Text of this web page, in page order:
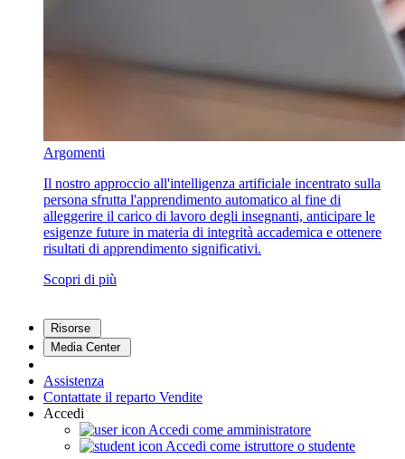
Argomenti
Il nostro approccio all'intelligenza artificiale incentrato sulla
persona sfrutta l'apprendimento automatico al fine di
alleggerire il carico di lavoro degli insegnanti, anticipare le
esigenze future in materia di integrità accademica e ottenere
risultati di apprendimento significativi.
Scopri di più
Risorse
Media Center
Assistenza
Contattate il reparto Vendite
Accedi
Accedi come amministratore
Accedi come istruttore o studente